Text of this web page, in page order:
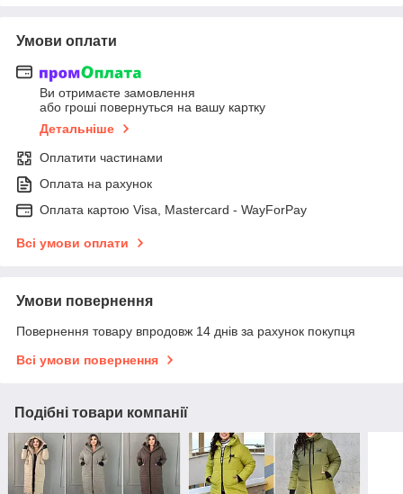
Умови оплати
Ви отримаєте замовлення
або гроші повернуться на вашу картку
Детальніше
Оплатити частинами
Оплата на рахунок
Оплата картою Visa, Mastercard - WayForPay
Всі умови оплати
Умови повернення
Повернення товару впродовж 14 днів за рахунок покупця
Всі умови повернення
Подібні товари компанії